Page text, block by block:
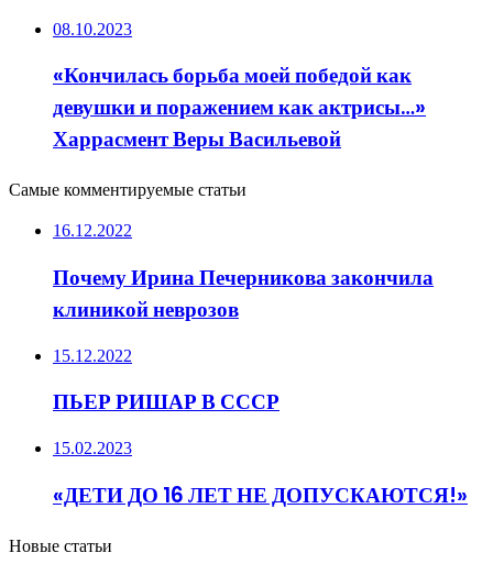
08.10.2023
«Кончилась борьба моей победой как
девушки и поражением как актрисы…»
Харрасмент Веры Васильевой
Самые комментируемые статьи
16.12.2022
Почему Ирина Печерникова закончила
клиникой неврозов
15.12.2022
ПЬЕР РИШАР В СССР
15.02.2023
«ДЕТИ ДО 16 ЛЕТ НЕ ДОПУСКАЮТСЯ!»
Новые статьи